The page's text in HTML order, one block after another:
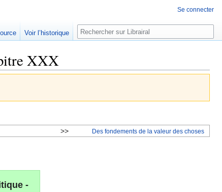
XXX
>> Des fondements de la valeur des choses
-
Se connecter
Voir l’historique Rechercher